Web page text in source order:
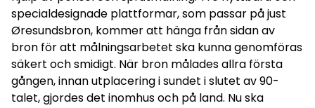
specialdesignade plattformar, som passar på just
Øresundsbron, kommer att hänga från sidan av
bron för att målningsarbetet ska kunna genomföras
säkert och smidigt. När bron målades allra första
gången, innan utplacering i sundet i slutet av 90-
talet, gjordes det inomhus och på land. Nu ska